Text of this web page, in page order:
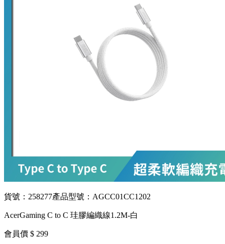
貨號：258277產品型號：AGCC01CC1202
AcerGaming C to C 珪膠編織線1.2M-白
會員價 $ 299